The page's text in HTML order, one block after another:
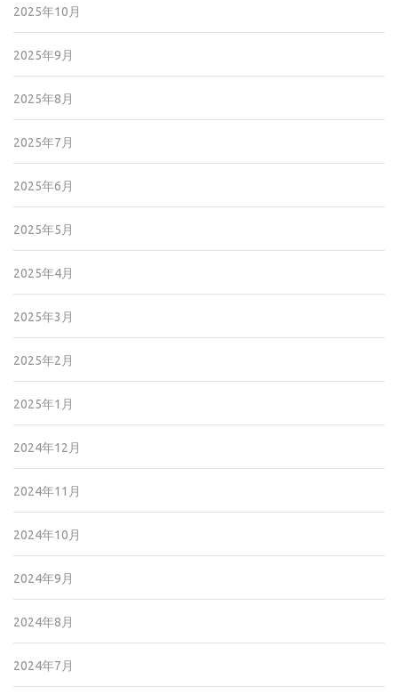
2025年10月
2025年9月
2025年8月
2025年7月
2025年6月
2025年5月
2025年4月
2025年3月
2025年2月
2025年1月
2024年12月
2024年11月
2024年10月
2024年9月
2024年8月
2024年7月